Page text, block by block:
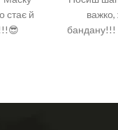
стає й
бандану!!!